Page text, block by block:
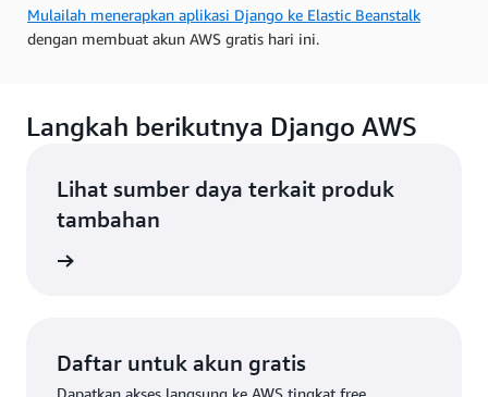
Mulailah menerapkan aplikasi Django ke Elastic Beanstalk
dengan membuat akun AWS gratis hari ini.
Langkah berikutnya Django AWS
Lihat sumber daya terkait produk
tambahan
Daftar untuk akun gratis
Dapatkan akses langsung ke AWS tingkat free.